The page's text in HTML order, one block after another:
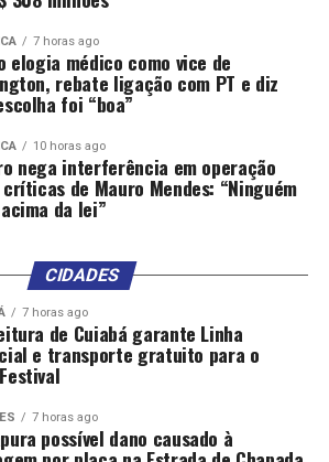
7 horas ago
elogia médico como vice de
rebate ligação com PT e diz
foi “boa”
10 horas ago
nega interferência em operação
de Mauro Mendes: “Ninguém
da lei”
CIDADES
7 horas ago
de Cuiabá garante Linha
e transporte gratuito para o
7 horas ago
possível dano causado à